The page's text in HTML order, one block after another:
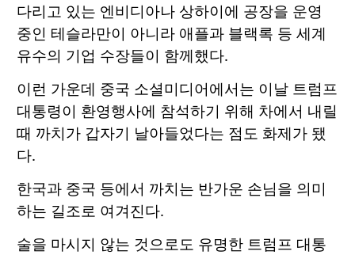
다리고 있는 엔비디아나 상하이에 공장을 운영
중인 테슬라만이 아니라 애플과 블랙록 등 세계
유수의 기업 수장들이 함께했다.
이런 가운데 중국 소셜미디어에서는 이날 트럼프
대통령이 환영행사에 참석하기 위해 차에서 내릴
때 까치가 갑자기 날아들었다는 점도 화제가 됐
다.
한국과 중국 등에서 까치는 반가운 손님을 의미
하는 길조로 여겨진다.
술을 마시지 않는 것으로도 유명한 트럼프 대통